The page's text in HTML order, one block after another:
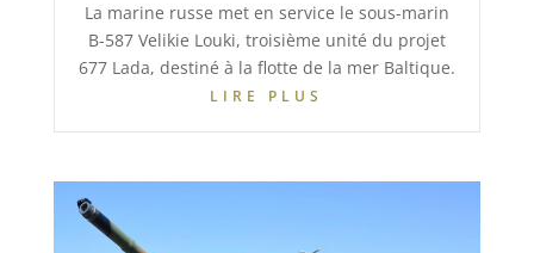
La marine russe met en service le sous-marin
B-587 Velikie Louki, troisième unité du projet
677 Lada, destiné à la flotte de la mer Baltique.
LIRE PLUS